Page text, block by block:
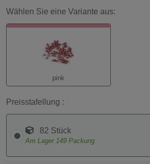
Wählen Sie eine Variante aus:
pink
Preisstafellung :
82 Stück
Am Lager 149 Packung